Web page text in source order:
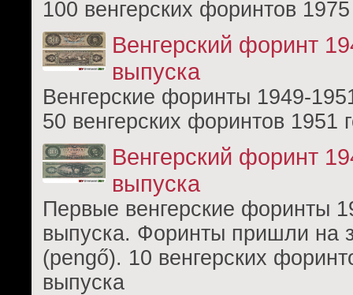
100 венгерских форинтов
Венгерский форинт
выпуска
Венгерские форинты 1949-
50 венгерских форинтов 1951
Венгерский форинт
выпуска
Первые венгерские форинты
выпуска. Форинты пришли на
(pengő). 10 венгерских
выпуска